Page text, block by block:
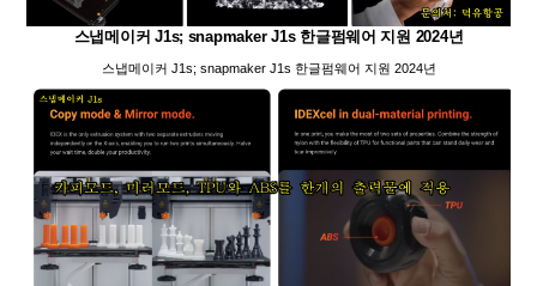
스냅메이커 J1s; snapmaker J1s 한글펌웨어 지원 2024년
스냅메이커 J1s; snapmaker J1s 한글펌웨어 지원 2024년